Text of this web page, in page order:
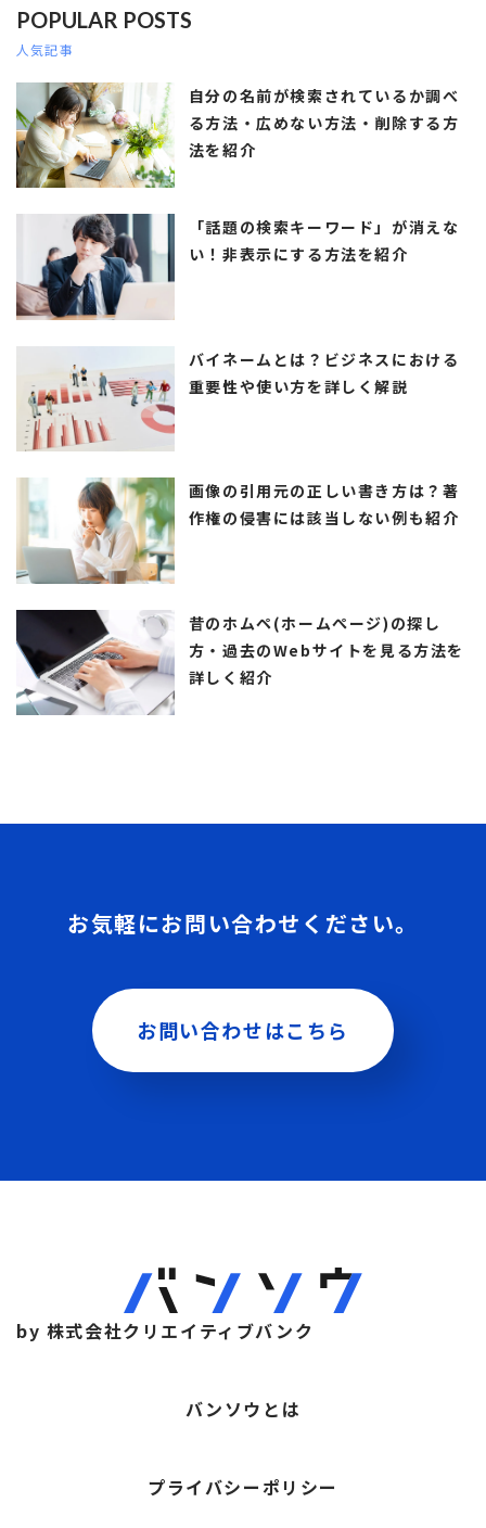
POPULAR POSTS
人気記事
自分の名前が検索されているか調べ
る方法・広めない方法・削除する方
法を紹介
「話題の検索キーワード」が消えな
い！非表示にする方法を紹介
バイネームとは？ビジネスにおける
重要性や使い方を詳しく解説
画像の引用元の正しい書き方は？著
作権の侵害には該当しない例も紹介
昔のホムペ(ホームぺージ)の探し
方・過去のWebサイトを見る方法を
詳しく紹介
お気軽にお問い合わせください。
お問い合わせはこちら
by 株式会社クリエイティブバンク
バンソウとは
プライバシーポリシー